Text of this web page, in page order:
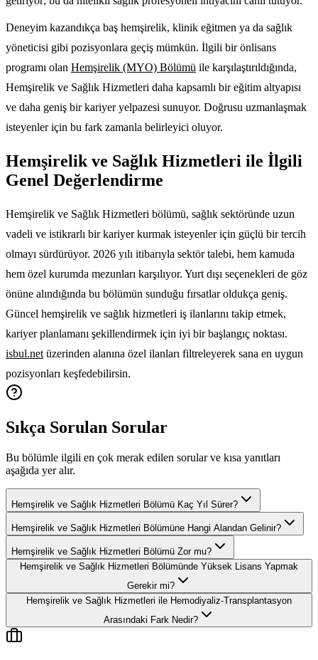
Deneyim kazandıkça baş hemşirelik, klinik eğitmen ya da sağlık
yöneticisi gibi pozisyonlara geçiş mümkün. İlgili bir önlisans
programı olan Hemşirelik (MYO) Bölümü ile karşılaştırıldığında,
Hemşirelik ve Sağlık Hizmetleri daha kapsamlı bir eğitim altyapısı
ve daha geniş bir kariyer yelpazesi sunuyor. Doğrusu uzmanlaşmak
isteyenler için bu fark zamanla belirleyici oluyor.
Hemşirelik ve Sağlık Hizmetleri ile İlgili
Genel Değerlendirme
Hemşirelik ve Sağlık Hizmetleri bölümü, sağlık sektöründe uzun
vadeli ve istikrarlı bir kariyer kurmak isteyenler için güçlü bir tercih
olmayı sürdürüyor. 2026 yılı itibarıyla sektör talebi, hem kamuda
hem özel kurumda mezunları karşılıyor. Yurt dışı seçenekleri de göz
önüne alındığında bu bölümün sunduğu fırsatlar oldukça geniş.
Güncel hemşirelik ve sağlık hizmetleri iş ilanlarını takip etmek,
kariyer planlamanı şekillendirmek için iyi bir başlangıç noktası.
isbul.net üzerinden alanına özel ilanları filtreleyerek sana en uygun
pozisyonları keşfedebilirsin.
Sıkça Sorulan Sorular
Bu bölümle ilgili en çok merak edilen sorular ve kısa yanıtları
aşağıda yer alır.
Hemşirelik ve Sağlık Hizmetleri Bölümü Kaç Yıl Sürer?
Hemşirelik ve Sağlık Hizmetleri Bölümüne Hangi Alandan Gelinir?
Hemşirelik ve Sağlık Hizmetleri Bölümü Zor mu?
Hemşirelik ve Sağlık Hizmetleri Bölümünde Yüksek Lisans Yapmak
Gerekir mi?
Hemşirelik ve Sağlık Hizmetleri ile Hemodiyaliz-Transplantasyon
Arasındaki Fark Nedir?